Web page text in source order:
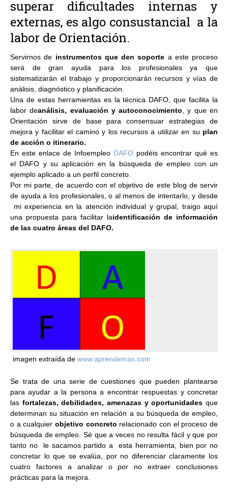
superar dificultades internas y
externas, es algo consustancial a la
labor de Orientación.
Servirnos de instrumentos que den soporte a este proceso
será de gran ayuda para los profesionales ya que
sistematizarán el trabajo y proporcionarán recursos y vías de
análisis, diagnóstico y planificación.
Una de estas herramientas es la técnica DAFO, que facilita la
labor deanálisis, evaluación y autoconocimiento
y que en
Orientación sirve de base para consensuar estrategias de
mejora y facilitar el camino y los recursos a utilizar en su plan
de acción o itinerario.
En este enlace de Infoempleo DAFO podéis encontrar qué es
el DAFO y su aplicación en la búsqueda de empleo con un
ejemplo aplicado a un perfil concreto.
Por mi parte, de acuerdo con el objetivo de este blog de servir
de ayuda a los profesionales, o al menos de intentarlo, y desde
mi experiencia en la atención individual y grupal, traigo aquí
una propuesta para facilitar laidentificación de información
de las cuatro áreas del DAFO.
imagen extraída de www.aprendemas.com
Se trata de una serie de cuestiones que pueden plantearse
para ayudar a la persona a encontrar respuestas y concretar
las fortalezas, debilidades, amenazas y oportunidades que
determinan su situación en relación a su búsqueda de empleo,
o a cualquier objetivo concreto relacionado con el proceso de
búsqueda de empleo. Sé que a veces no resulta fácil y que por
tanto no le sacamos partido a esta herramienta, bien por no
concretar lo que se evalúa, por no diferenciar claramente los
cuatro factores a analizar o por no extraer conclusiones
prácticas para la mejora.